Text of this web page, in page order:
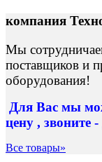
компания
Мы
поставщиков и
оборудования!
Для Вас мы
цену ,
Все товары»